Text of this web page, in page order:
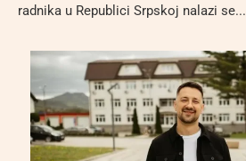
radnika u Republici Srpskoj nalazi se...